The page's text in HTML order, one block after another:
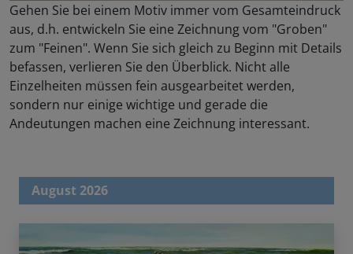
Gehen Sie bei einem Motiv immer vom Gesamteindruck
aus, d.h. entwickeln Sie eine Zeichnung vom "Groben"
zum "Feinen". Wenn Sie sich gleich zu Beginn mit Details
befassen, verlieren Sie den Überblick. Nicht alle
Einzelheiten müssen fein ausgearbeitet werden,
sondern nur einige wichtige und gerade die
Andeutungen machen eine Zeichnung interessant.
August 2026